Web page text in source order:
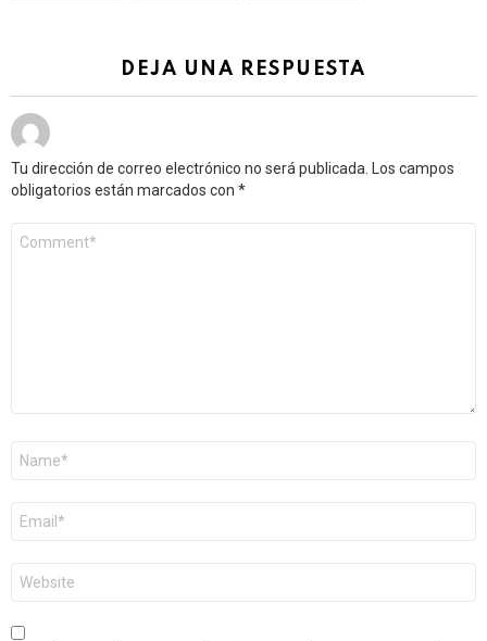
DEJA UNA RESPUESTA
Tu dirección de correo electrónico no será publicada. Los campos
obligatorios están marcados con *
electrónico
*